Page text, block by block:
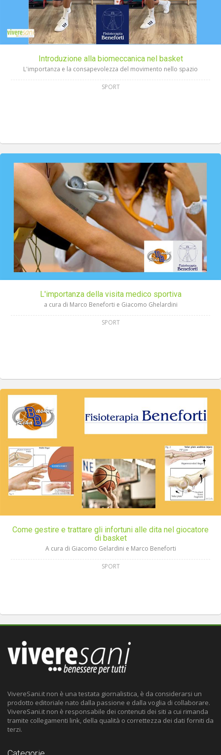
Introduzione alla biomeccanica nel basket
L'importanza e la consapevolezza del movimento nello spazio
SPORT
L'importanza della visita medico sportiva
a cura di Marco Beneforti e Giacomo Ghelardini
SPORT
Come gestire e trattare gli infortuni alle dita nel giocatore
di basket
A cura di Giacomo Gelardini e Marco Beneforti
SPORT
VivereSani.it non è una testata giornalistica, è da considerarsi un
prodotto editoriale nato dalla passione e dalla voglia di collaborare.
VivereSani.it non è responsabile dei contenuti dei siti a cui rimanda
tramite collegamenti link, della qualità o correttezza dei dati forniti da
terzi.